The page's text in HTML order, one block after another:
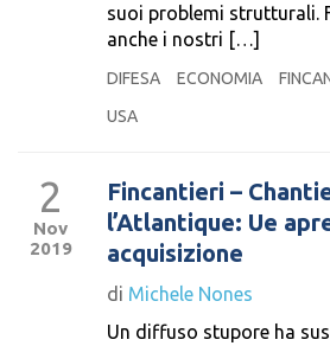
suoi problemi strutturali.
anche i nostri […]
DIFESA ECONOMIA
USA
2
Nov
2019
Fincantieri –
l’Atlantique: Ue
acquisizione
di Michele Nones
Un diffuso stupore ha